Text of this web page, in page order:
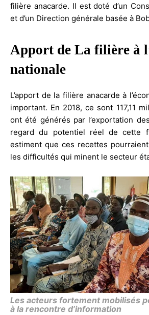
filière anacarde. Il est doté d’un
et d’un Direction générale basée à
Apport de La filière à
nationale
L’apport de la filière anacarde à
important. En 2018, ce sont 117,11
ont été générés par l’exportation
regard du potentiel réel de cette
estiment que ces recettes
les difficultés qui minent le secteur
Les acteurs fortement mobilisés
à la rencontre d’information